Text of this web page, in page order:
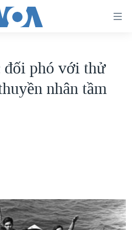
MẠI CỦA MỸ: QUÁ KHỨ VÀ HIỆN
phó với thử
nhân tầm